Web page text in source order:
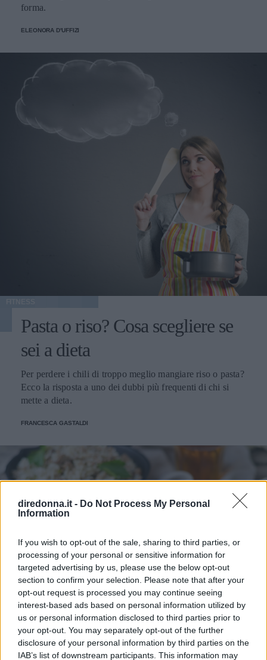
diredonna.it - Do Not Process My Personal
Information
If you wish to opt-out of the sale, sharing to third parties, or
processing of your personal or sensitive information for
targeted advertising by us, please use the below opt-out
section to confirm your selection. Please note that after your
opt-out request is processed you may continue seeing
interest-based ads based on personal information utilized by
us or personal information disclosed to third parties prior to
your opt-out. You may separately opt-out of the further
disclosure of your personal information by third parties on the
IAB’s list of downstream participants. This information may
forma.
ELEONORA D'UFFIZI
Pasta o riso? Cosa scegliere se
sei a dieta
Per perdere i chili di troppo meglio mangiare riso o pasta?
Ecco la risposta a uno dei dubbi più frequenti di chi si
mette a dieta.
FRANCESCA GASTALDI
RICETTA RICETTE
Risotto con salsiccia e cavolini